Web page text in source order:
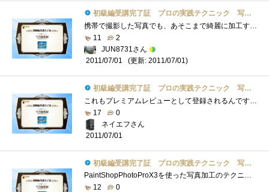
初級編受講完了証 プロの実践テクニック 写真編集編
携帯で撮影した写真でも、あそこまで綺麗に加工することが出来ることに驚きました。最近子供が一人増えて、実家の親たちは孫たちの写真を楽�...
11
2
JUN8731さん
2011/07/01
(更新: 2011/07/01)
初級編受講完了証 プロの実践テクニック 写真編集編
これもプレミアムレビューとして登録されるんですね！ちょっと驚きです写真の初級編を見てきましたがわかりやすくていいですね私は写真編集�...
17
0
ネイエフさん
2011/07/01
初級編受講完了証 プロの実践テクニック 写真編集編
PaintShopPhotoProX3を使った写真加工のテクニックです。私はPaintShopPhotoProX3を持ってはいませんが、Photoshopでもほぼ同じ事はやると思われますので、参...
12
0